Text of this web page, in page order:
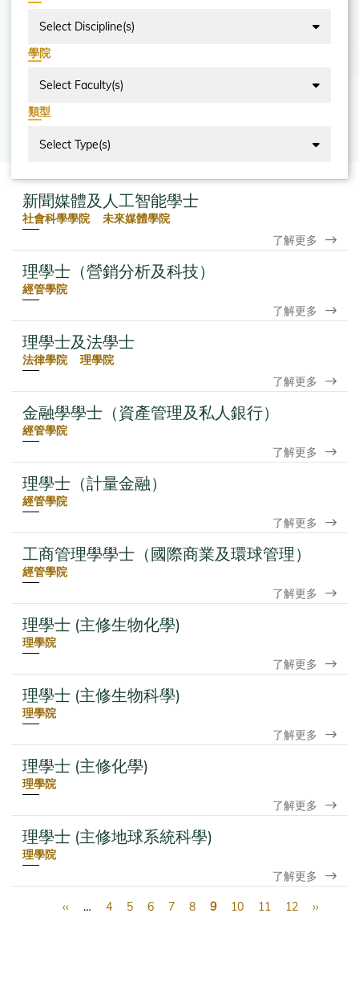
Select Discipline(s)
學院
Select Faculty(s)
類型
Select Type(s)
了解更多
社會科學學院 未來媒體學院
新聞媒體及人工智能學士
了解更多
經管學院
理學士（營銷分析及科技）
了解更多
法律學院 理學院
理學士及法學士
了解更多
經管學院
金融學學士（資產管理及私人銀行）
了解更多
經管學院
理學士（計量金融）
了解更多
經管學院
工商管理學學士（國際商業及環球管理）
了解更多
理學院
理學士 (主修生物化學)
了解更多
理學院
理學士 (主修生物科學)
了解更多
理學院
理學士 (主修化學)
了解更多
理學院
理學士 (主修地球系統科學)
FirstPrevious
‹‹ …
頁
4
頁
5
頁
6
頁
7
頁
8
Current
9
頁
10
頁
11
頁
12
Next
››